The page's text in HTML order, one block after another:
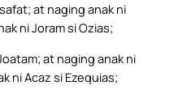
at naging anak ni
ni Joram si Ozias;
at naging anak ni
ni Acaz si Ezequias;